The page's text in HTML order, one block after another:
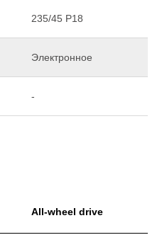
235/45 Р18
Электронное
-
All-wheel drive